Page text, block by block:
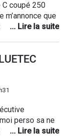
et autre nid
belle accentue
peur de
bien mais je
6 et je
coupé 250
que
perso sa ne
ces du Skaï sa